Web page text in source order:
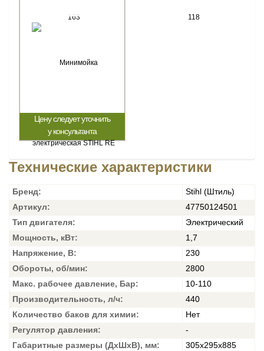
Цену следует уточнить
у консультанта
Технические характеристики
Бренд:
Stihl (Штиль)
Артикул:
47750124501
Тип двигателя:
Электрический
Мощность, кВт:
1,7
Напряжение, В:
230
Обороты, об/мин:
2800
Макс. рабочее давление, Бар:
10-110
Производительность, л/ч:
440
Количество баков для химии:
Нет
Регулятор давления:
-
Габаритные размеры (ДхШхВ), мм:
305х295х885